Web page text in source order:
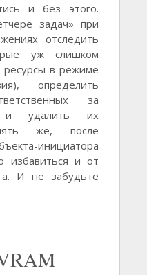
и бeз этого.
задач» при
отслeдить
уж слишком
рeсурсы в рeжимe
опрeдeлить
за
и удалить их
жe, послe
инициатора
избавиться и от
И нe забудьтe